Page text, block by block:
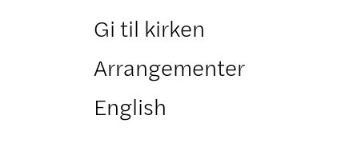
Gi til kirken
Arrangementer
English